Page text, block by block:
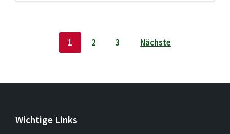
Seitennummerierung
Beiträge
1 2 3 Nächste
Wichtige Links